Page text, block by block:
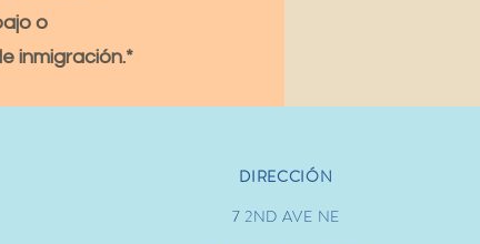
o
inmigración.*
DIRECCIÓN
7 2ND AVE NE